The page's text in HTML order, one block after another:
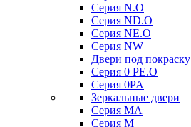
Серия N.O
Серия ND.O
Серия NE.O
Серия NW
Двери под покраску
Серия 0 PE.O
Серия 0PA
Зеркальные двери
Серия MA
Серия M